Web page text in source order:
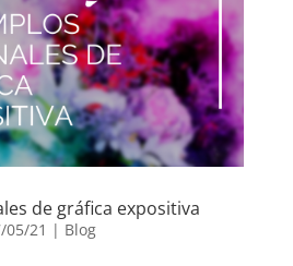
de gráfica expositiva
05/21 | Blog